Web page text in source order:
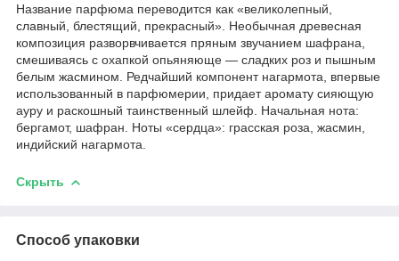
Название парфюма переводится как «великолепный,
славный, блестящий, прекрасный». Необычная древесная
композиция разворвчивается пряным звучанием шафрана,
смешиваясь с охапкой опьяняюще — сладких роз и пышным
белым жасмином. Редчайший компонент нагармота, впервые
использованный в парфюмерии, придает аромату сияющую
ауру и раскошный таинственный шлейф. Начальная нота:
бергамот, шафран. Ноты «сердца»: грасская роза, жасмин,
индийский нагармота.
Скрыть
Способ упаковки